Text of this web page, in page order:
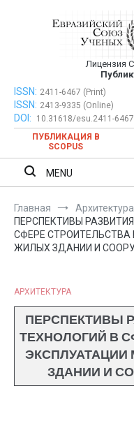
Лицензия
Евразийский Союз
ISSN: 2411-6467 (Print)
ISSN: 2413-9335 (Online)
DOI:
10.31618/esu.2411-
ПУБЛИКАЦИЯ В
SCOPUS
MENU
Главная
Архитектура
ПЕРСПЕКТИВЫ
СФЕРЕ
ЖИЛЫХ ЗДАНИИ И
АРХИТЕКТУРА
ПЕРСПЕКТИВЫ
ТЕХНОЛОГИЙ В
ЗДАНИИ И